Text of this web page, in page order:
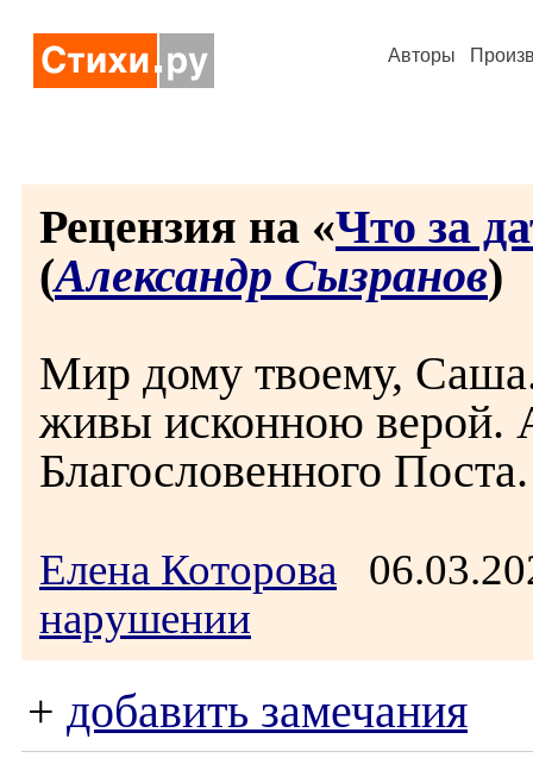
Авторы
Рецензия на «Что за
(Александр Сызранов)
Мир дому твоему,
живы исконною верой.
Благословенного Поста.
Елена Которова
нарушении
+ добавить замечания